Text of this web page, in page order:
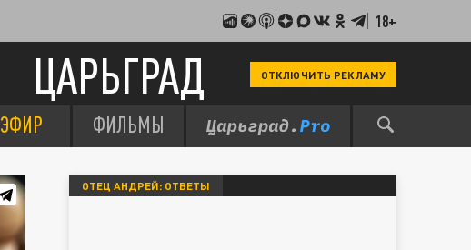
18+
ЦАРЬГРАД ОТКЛЮЧИТЬ РЕКЛАМУ
ЭФИР ФИЛЬМЫ
ОТЕЦ АНДРЕЙ: ОТВЕТЫ